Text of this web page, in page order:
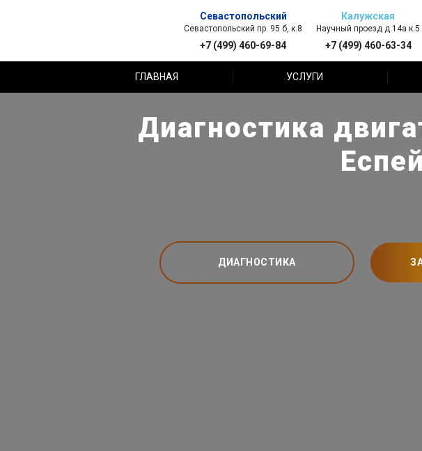
Севастопольский
Севастопольский пр. 95 б, к.8
+7 (499) 460-69-84
Калужская
Научный проезд д.14а к.5
+7 (499) 460-63-34
ГЛАВНАЯ УСЛУГИ
Диагностика
ДИАГНОСТИКА